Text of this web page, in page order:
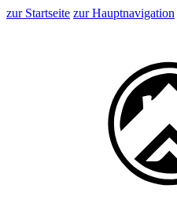
zur Startseite zur Hauptnavigation